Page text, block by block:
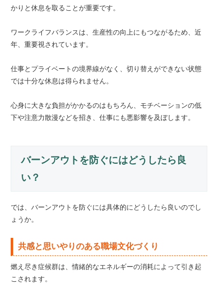
かりと休息を取ることが重要です。
ワークライフバランスは、生産性の向上にもつながるため、近
年、重要視されています。
仕事とプライベートの境界線がなく、切り替えができない状態
では十分な休息は得られません。
心身に大きな負担がかかるのはもちろん、モチベーションの低
下や注意力散漫などを招き、仕事にも悪影響を及ぼします。
バーンアウトを防ぐにはどうしたら良
い？
では、バーンアウトを防ぐには具体的にどうしたら良いのでし
ょうか。
共感と思いやりのある職場文化づくり
燃え尽き症候群は、情緒的なエネルギーの消耗によって引き起
こされます。